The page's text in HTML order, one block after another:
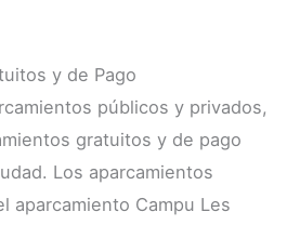
y de Pago
públicos y privados,
gratuitos y de pago
Los aparcamientos
aparcamiento Campu Les